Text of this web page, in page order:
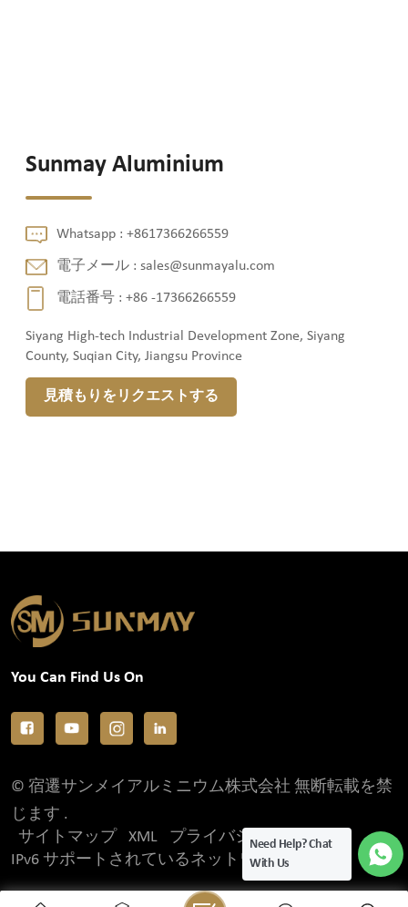
Sunmay Aluminium
Whatsapp :+8617366266559
電子メール :sales@sunmayalu.com
電話番号 :+86 -17366266559
Siyang High-tech Industrial Development Zone, Siyang
County, Suqian City, Jiangsu Province
見積もりをリクエストする
You Can Find Us On
© 宿遷サンメイアルミニウム株式会社 無断転載を禁
じます .
サイトマップ
XML
プライバシーポリシー
IPv6 サポートされているネットワーク
Need Help? Chat
With Us